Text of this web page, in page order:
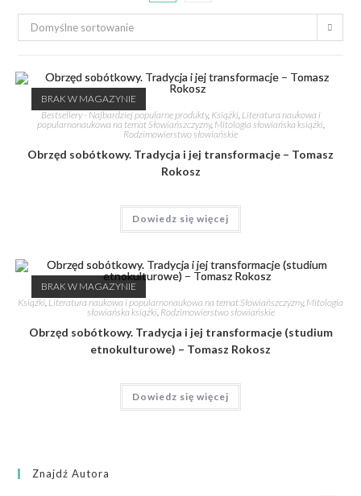
Domyślne sortowanie
BRAK W MAGAZYNIE
Bestsellery - Najbardziej popularne produkty, Książki, Literatura naukowa i
popularnonaukowa na temat Słowiańszczyzny, Mitologia słowiańska książki,
Rodzimowierstwo słowiańskie
Obrzęd sobótkowy. Tradycja i jej transformacje – Tomasz
Rokosz
Dowiedz się więcej
BRAK W MAGAZYNIE
Książki,Literatura naukowa i popularnonaukowa na temat Słowiańszczyzny, Mitologia
słowiańska książki, Rodzimowierstwo słowiańskie
Obrzęd sobótkowy. Tradycja i jej transformacje (studium
etnokulturowe) – Tomasz Rokosz
Dowiedz się więcej
Znajdź Autora